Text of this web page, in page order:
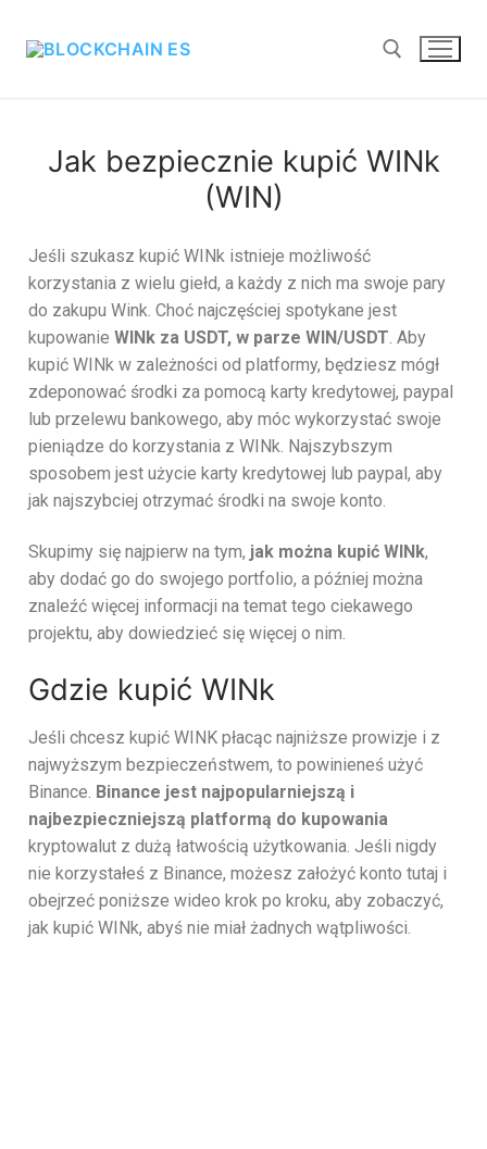
Jak bezpiecznie kupić WINk
(WIN)
Jeśli szukasz kupić WINk istnieje możliwość
korzystania z wielu giełd, a każdy z nich ma swoje pary
do zakupu Wink. Choć najczęściej spotykane jest
kupowanie WINk za USDT, w parze WIN/USDT . Aby
kupić WINk w zależności od platformy, będziesz mógł
zdeponować środki za pomocą karty kredytowej, paypal
lub przelewu bankowego, aby móc wykorzystać swoje
pieniądze do korzystania z WINk. Najszybszym
sposobem jest użycie karty kredytowej lub paypal, aby
jak najszybciej otrzymać środki na swoje konto.
Skupimy się najpierw na tym, jak można kupić WINk,
aby dodać go do swojego portfolio, a później można
znaleźć więcej informacji na temat tego ciekawego
projektu, aby dowiedzieć się więcej o nim.
Gdzie kupić WINk
Jeśli chcesz kupić WINK płacąc najniższe prowizje i z
najwyższym bezpieczeństwem, to powinieneś użyć
Binance. Binance jest najpopularniejszą i
najbezpieczniejszą platformą do kupowania
kryptowalut z dużą łatwością użytkowania. Jeśli nigdy
nie korzystałeś z Binance, możesz założyć konto tutaj i
obejrzeć poniższe wideo krok po kroku, aby zobaczyć,
jak kupić WINk, abyś nie miał żadnych wątpliwości.